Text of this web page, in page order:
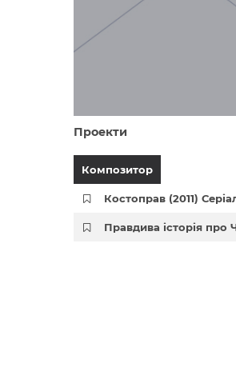
Проекти
Композитор
Костоправ (2011)
Правдива історія про